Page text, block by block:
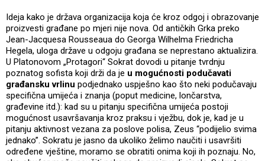
Ideja kako je država organizacija koja će kroz odgoj i obrazovanje
proizvesti građane po mjeri nije nova. Od antičkih Grka preko
Jean-Jacquesa Rousseaua do Georga Wilhelma Friedricha
Hegela, uloga države u odgoju građana se neprestano aktualizira.
U Platonovom „Protagori“ Sokrat dovodi u pitanje tvrdnju
poznatog sofista koji drži da je u mogućnosti podučavati
građansku vrlinu podjednako uspješno kao što neki podučavaju
specifična umijeća i znanja (poput medicine, lončarstva,
građevine itd.): kad su u pitanju specifična umijeća postoji
mogućnost usavršavanja kroz praksu i vježbu, dok je, kad je u
pitanju aktivnost vezana za poslove polisa, Zeus “podijelio svima
jednako”. Sokratu je jasno da ukoliko želimo naučiti i usavršiti
određene vještine, moramo se obratiti onima koji ih poznaju. No,